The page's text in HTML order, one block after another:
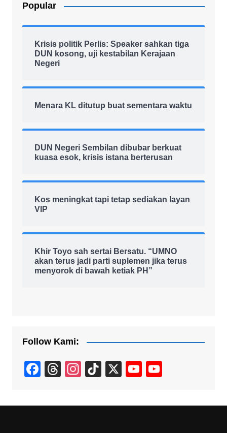
Popular
Krisis politik Perlis: Speaker sahkan tiga
DUN kosong, uji kestabilan Kerajaan
Negeri
Menara KL ditutup buat sementara waktu
DUN Negeri Sembilan dibubar berkuat
kuasa esok, krisis istana berterusan
Kos meningkat tapi tetap sediakan layan
VIP
Khir Toyo sah sertai Bersatu. “UMNO
akan terus jadi parti suplemen jika terus
menyorok di bawah ketiak PH”
Follow Kami:
F
c
T
e
In
a
Ti
T
X
Y
u
u